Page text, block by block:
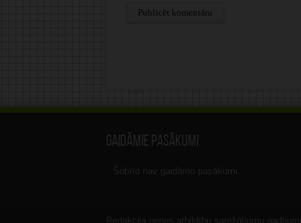
Gaidāmie pasākumi
Šobrīd nav gaidāmo pasākumi.
Redakcija nenes atbildību sarežģījumu